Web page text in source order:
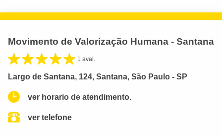
Movimento de Valorização Humana - Santana
1 aval.
Largo de Santana, 124, Santana, São Paulo - SP
ver horario de atendimento.
ver telefone